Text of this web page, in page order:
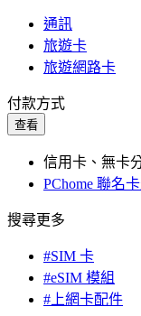
通訊
旅遊卡
旅遊網路卡
付款方式
查看
信用卡、無卡
PChome 聯名
搜尋更多
#SIM 卡
#eSIM 模組
#上網卡配件